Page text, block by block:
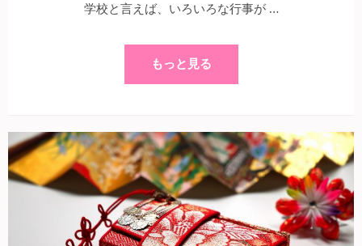
学校と言えば、いろいろな行事が …
もっと見る